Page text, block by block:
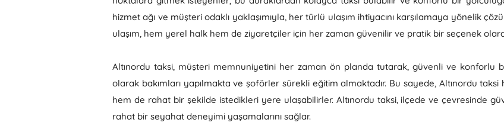
hizmet ağı ve müşteri odaklı yaklaşımıyla, her türlü ulaşım ihtiyacını karşılamaya yönelik
ulaşım, hem yerel halk hem de ziyaretçiler için her zaman güvenilir ve pratik bir seçenek
Altınordu taksi, müşteri memnuniyetini her zaman ön planda tutarak, güvenli ve konforlu
olarak bakımları yapılmakta ve şoförler sürekli eğitim almaktadır. Bu sayede, Altınordu
hem de rahat bir şekilde istedikleri yere ulaşabilirler. Altınordu taksi, ilçede ve çevresinde
rahat bir seyahat deneyimi yaşamalarını sağlar.